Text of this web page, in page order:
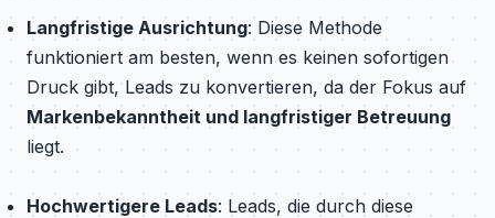
Langfristige Ausrichtung: Diese Methode
funktioniert am besten, wenn es keinen sofortigen
Druck gibt, Leads zu konvertieren, da der Fokus auf
Markenbekanntheit und langfristiger Betreuung
liegt.
Hochwertigere Leads: Leads, die durch diese